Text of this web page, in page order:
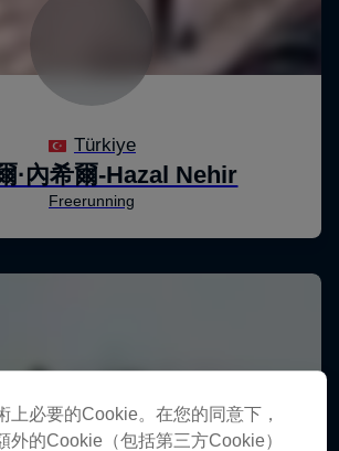
上必要的Cookie。在您的同意下，
外的Cookie（包括第三方Cookie）